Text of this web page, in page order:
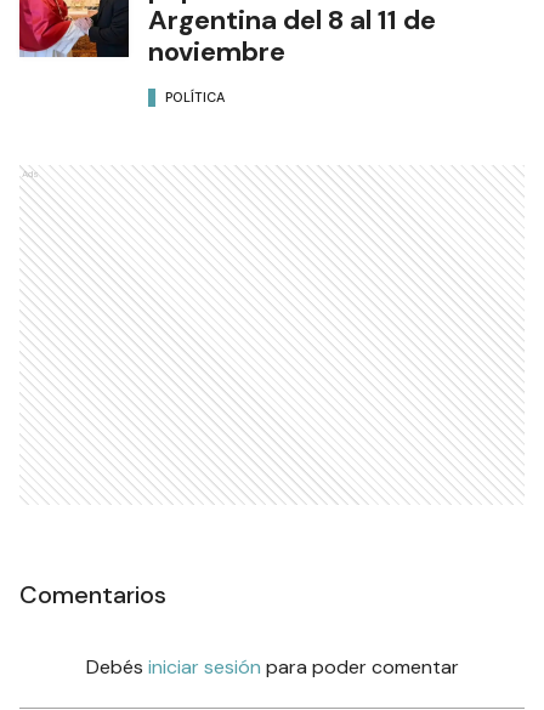
Formosa se moviliza hoy
contra el proyecto de Ley de
Senado
POLÍTICA
El Vaticano confirmó que el
papa León XIV visitará la
Argentina del 8 al 11 de
noviembre
POLÍTICA